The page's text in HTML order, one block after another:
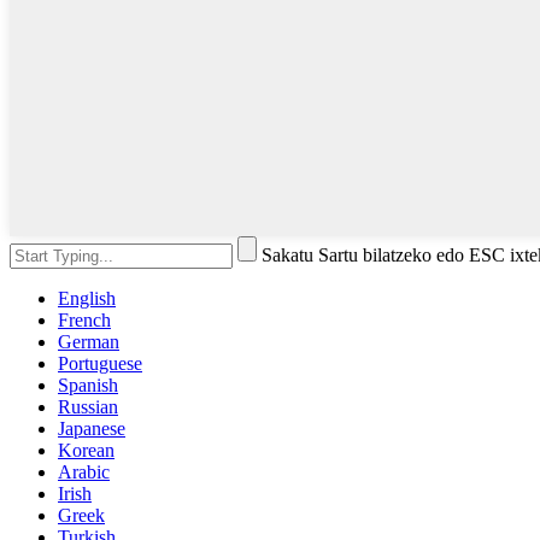
Sakatu Sartu bilatzeko edo ESC
English
French
German
Portuguese
Spanish
Russian
Japanese
Korean
Arabic
Irish
Greek